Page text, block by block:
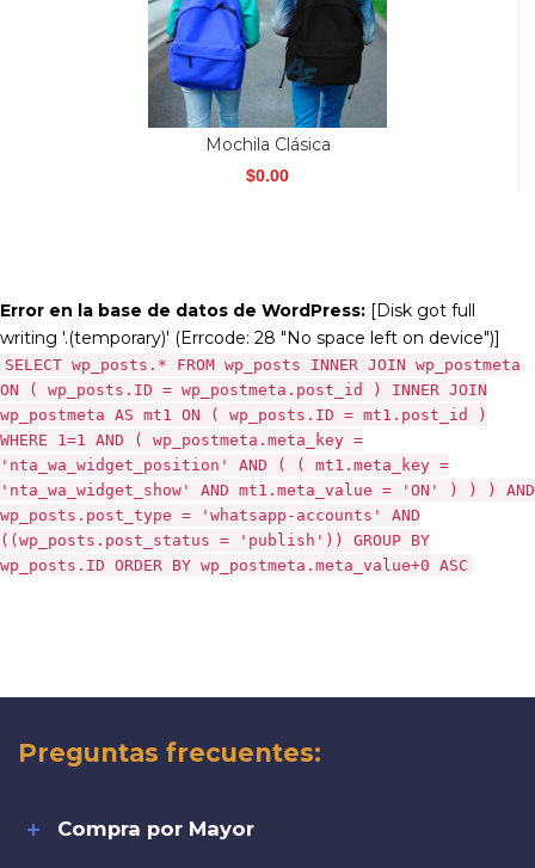
Mochila Clásica
$0.00
Error en la base de datos de WordPress: [Disk got full
writing '.(temporary)' (Errcode: 28 "No space left on device")]
SELECT wp_posts.* FROM wp_posts INNER JOIN wp_postmeta
ON ( wp_posts.ID = wp_postmeta.post_id ) INNER JOIN
wp_postmeta AS mt1 ON ( wp_posts.ID = mt1.post_id )
WHERE 1=1 AND ( wp_postmeta.meta_key =
'nta_wa_widget_position' AND ( ( mt1.meta_key =
'nta_wa_widget_show' AND mt1.meta_value = 'ON' ) ) ) AND
wp_posts.post_type = 'whatsapp-accounts' AND
((wp_posts.post_status = 'publish')) GROUP BY
wp_posts.ID ORDER BY wp_postmeta.meta_value+0 ASC
Preguntas frecuentes:
Compra por Mayor